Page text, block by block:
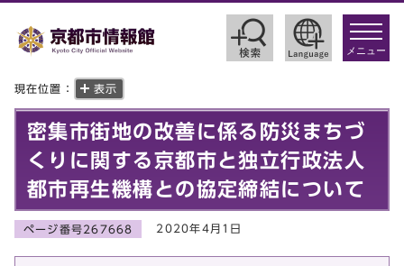
toggle
メニュー
現在位置： 表示
密集市街地の改善に係る防災まちづ
くりに関する京都市と独立行政法人
都市再生機構との協定締結について
ページ番号267668 2020年4月1日